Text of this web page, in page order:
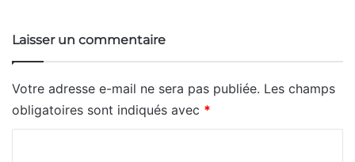
Laisser un commentaire
Votre adresse e-mail ne sera pas publiée. Les champs
obligatoires sont indiqués avec *